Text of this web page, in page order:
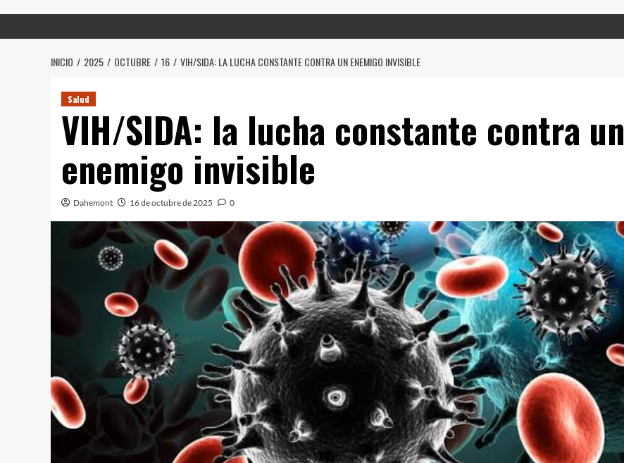
INICIO 2025 OCTUBRE 16 VIH/SIDA: LA LUCHA CONSTANTE CONTRA UN ENEMIGO INVISIBLE
Salud
VIH/SIDA: la lucha constante contra un
enemigo invisible
Dahemont 16 de octubre de 2025 0